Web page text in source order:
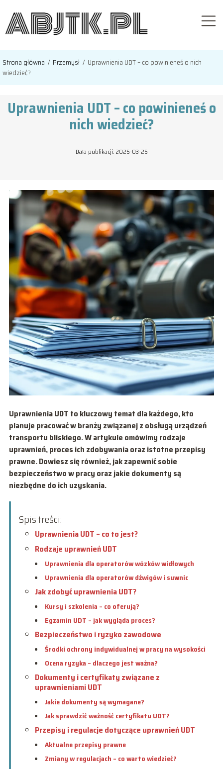
Strona główna / Przemysł / Uprawnienia UDT – co powinieneś o nich
wiedzieć?
Uprawnienia UDT – co powinieneś o
nich wiedzieć?
Data publikacji: 2025-03-25
Uprawnienia UDT to kluczowy temat dla każdego, kto
planuje pracować w branży związanej z obsługą urządzeń
transportu bliskiego. W artykule omówimy rodzaje
uprawnień, proces ich zdobywania oraz istotne przepisy
prawne. Dowiesz się również, jak zapewnić sobie
bezpieczeństwo w pracy oraz jakie dokumenty są
niezbędne do ich uzyskania.
Spis treści:
Uprawnienia UDT – co to jest?
Rodzaje uprawnień UDT
Uprawnienia dla operatorów wózków widłowych
Uprawnienia dla operatorów dźwigów i suwnic
Jak zdobyć uprawnienia UDT?
Kursy i szkolenia – co oferują?
Egzamin UDT – jak wygląda proces?
Bezpieczeństwo i ryzyko zawodowe
Środki ochrony indywidualnej w pracy na wysokości
Ocena ryzyka – dlaczego jest ważna?
Dokumenty i certyfikaty związane z
uprawnieniami UDT
Jakie dokumenty są wymagane?
Jak sprawdzić ważność certyfikatu UDT?
Przepisy i regulacje dotyczące uprawnień UDT
Aktualne przepisy prawne
Zmiany w regulacjach – co warto wiedzieć?